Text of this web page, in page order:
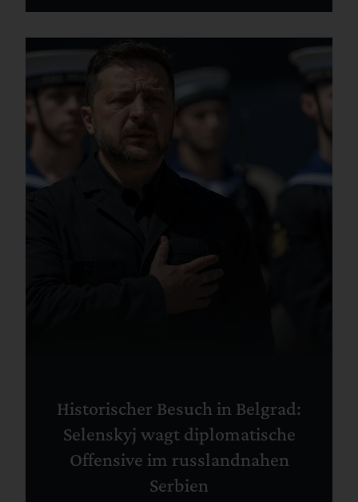
Historischer Besuch in Belgrad:
Selenskyj wagt diplomatische
Offensive im russlandnahen
Serbien